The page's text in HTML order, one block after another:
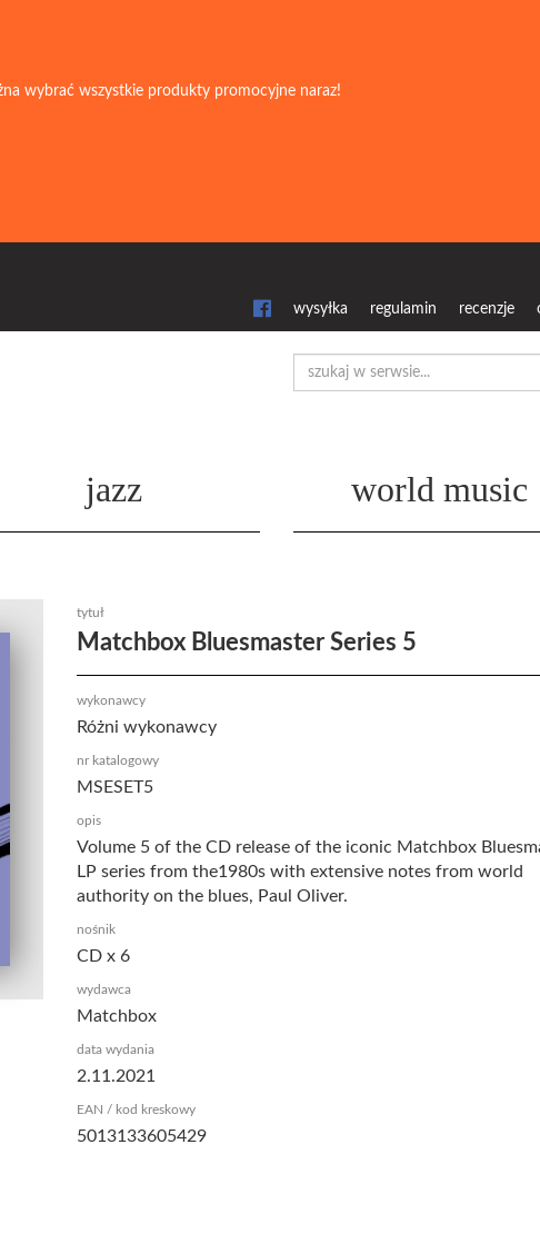
wybrać wszystkie produkty promocyjne naraz!
wysyłka regulamin recenzje
jazz world music
tytuł
Matchbox Bluesmaster Series 5
wykonawcy
Różni wykonawcy
nr katalogowy
MSESET5
opis
Volume 5 of the CD release of the iconic Matchbox
LP series from the1980s with extensive notes from world
authority on the blues, Paul Oliver.
nośnik
CD x 6
wydawca
Matchbox
data wydania
2.11.2021
EAN / kod kreskowy
5013133605429